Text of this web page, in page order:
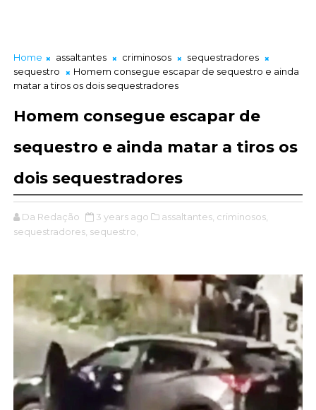
Home assaltantes criminosos
sequestradores
sequestro
Homem consegue escapar de sequestro e ainda
matar a tiros os dois sequestradores
Homem consegue escapar de
sequestro e ainda matar a tiros os
dois sequestradores
Da Redação 3 years ago assaltantes, criminosos,
sequestradores, sequestro,